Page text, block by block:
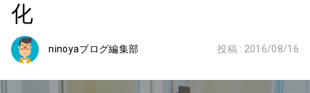
化
ninoyaブログ編集部 投稿 : 2016/08/16